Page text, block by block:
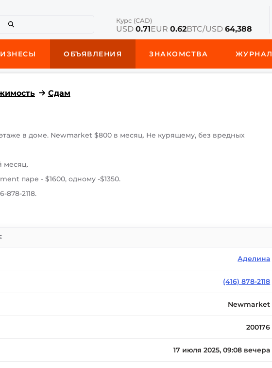
Курс (CAD)
USD0.71EUR0.62BTC/USD64,388
ОБЪЯВЛЕНИЯ ЗНАКОМСТВА ЖУРНАЛ
Сдам
в доме. Newmarket $800 в месяц. Не курящему, без вредных
месяц.
паре - $1600, одному -$1350.
878-2118.
Аделина
(416) 878-2118
Newmarket
200176
17 июля 2025, 09:08 вечера